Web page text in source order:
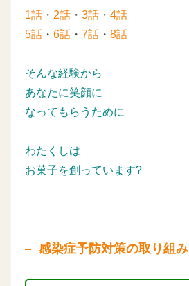
1話 ・ 2話 ・ 3話 ・ 4話
5話 ・ 6話 ・ 7話 ・ 8話
そんな経験から
あなたに笑顔に
なってもらうために
わたくしは
お菓子を創っています?
感染症予防対策の取り組み